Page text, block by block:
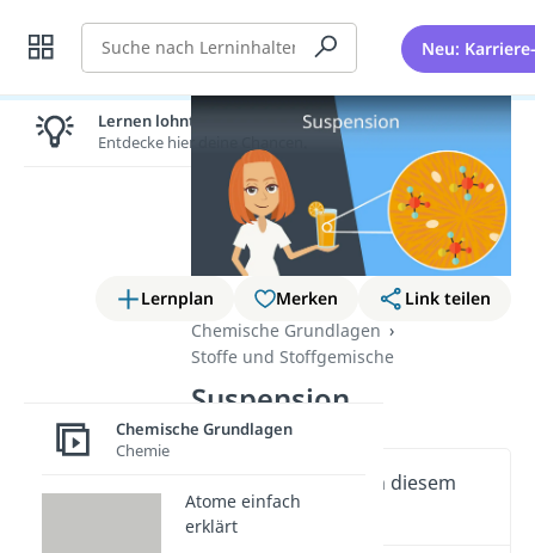
Suche Neu:
Lernplan Merken
Link teilen
Chemische Grundlagen
Stoffe und Stoffgemische
Suspension
Wichtige Inhalte in diesem
Video
Lernen lohnt sich!
Entdecke hier deine Chancen.
Chemische Grundlagen
Chemie
Atome einfach
erklärt